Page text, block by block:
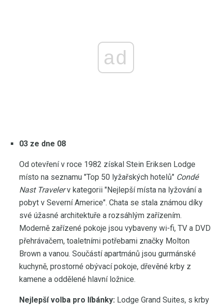
ad
03 ze dne 08
Od otevření v roce 1982 získal Stein Eriksen Lodge
místo na seznamu "Top 50 lyžařských hotelů" Condé
Nast Travelerv kategorii "Nejlepší místa na lyžování a
pobyt v Severní Americe". Chata se stala známou díky
své úžasné architektuře a rozsáhlým zařízením.
Moderně zařízené pokoje jsou vybaveny wi-fi, TV a DVD
přehrávačem, toaletními potřebami značky Molton
Brown a vanou. Součástí apartmánů jsou gurmánské
kuchyně, prostorné obývací pokoje, dřevěné krby z
kamene a oddělené hlavní ložnice.
Nejlepší volba pro líbánky: Lodge Grand Suites, s krby